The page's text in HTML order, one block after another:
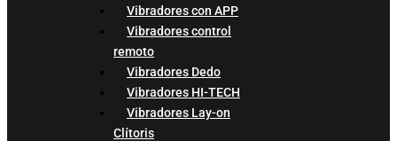
Vibradores con APP
Vibradores control
remoto
Vibradores Dedo
Vibradores HI-TECH
Vibradores Lay-on
Clítoris